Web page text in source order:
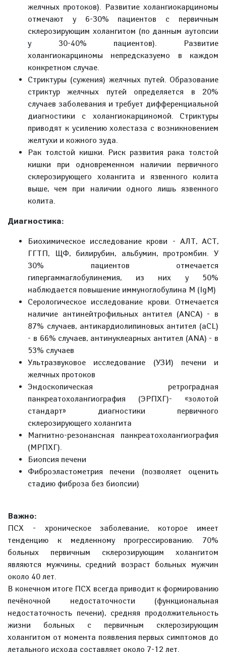
желчных протоков). Развитие холангиокарциномы
отмечают у 6-30% пациентов с первичным
склерозирующим холангитом (по данным аутопсии
у 30-40% пациентов). Развитие
холангиокарциномы непредсказуемо в каждом
конкретном случае.
Стриктуры (сужения) желчных путей. Образование
стриктур желчных путей определяется в 20%
случаев заболевания и требует дифференциальной
диагностики с холангиокарциномой. Стриктуры
приводят к усилению холестаза с возникновением
желтухи и кожного зуда.
Рак толстой кишки. Риск развития рака толстой
кишки при одновременном наличии первичного
склерозирующего холангита и язвенного колита
выше, чем при наличии одного лишь язвенного
колита.
Диагностика:
Биохимическое исследование крови - АЛТ, АСТ,
ГГТП, ЩФ, билирубин, альбумин, протромбин. У
30% пациентов отмечается
гипергаммаглобулинемия, из них у 50%
наблюдается повышение иммуноглобулина M (IgM)
Серологическое исследование крови. Отмечается
наличие антинейтрофильных антител (ANCA) - в
87% случаев, антикардиолипиновых антител (aCL)
- в 66% случаев, антинуклеарных антител (ANA) - в
53% случаев
Ультразвуковое исследование (УЗИ) печени и
желчных протоков
Эндоскопическая ретроградная
панкреатохолангиография (ЭРПХГ)- «золотой
стандарт» диагностики первичного
склерозирующего холангита
Магнитно-резонансная панкреатохолангиография
(МРПХГ).
Биопсия печени
Фиброэластометрия печени (позволяет оценить
стадию фиброза без биопсии)
Важно:
ПСХ - хроническое заболевание, которое имеет
тенденцию к медленному прогрессированию. 70%
больных первичным склерозирующим холангитом
являются мужчины, средний возраст больных мужчин
около 40 лет.
В конечном итоге ПСХ всегда приводит к формированию
печёночной недостаточности (функциональная
недостаточность печени), средняя продолжительность
жизни больных с первичным склерозирующим
холангитом от момента появления первых симптомов до
летального исхода составляет около 7-12 лет.